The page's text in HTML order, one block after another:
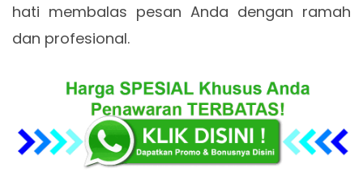
hati membalas pesan Anda dengan ramah
dan profesional.